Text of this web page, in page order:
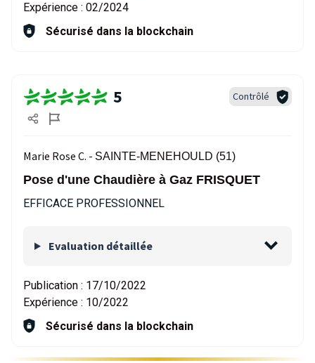
Expérience : 02/2024
Sécurisé dans la blockchain
5 Contrôlé
Marie Rose C. - SAINTE-MENEHOULD (51)
Pose d'une Chaudière à Gaz FRISQUET
EFFICACE PROFESSIONNEL
Evaluation détaillée
Publication : 17/10/2022
Expérience : 10/2022
Sécurisé dans la blockchain